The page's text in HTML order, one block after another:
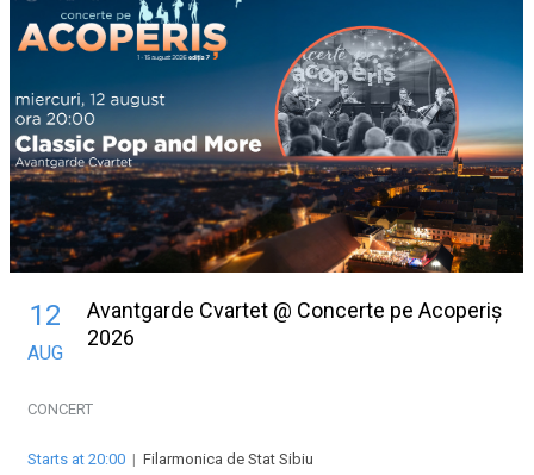
12
AUG
Avantgarde Cvartet @ Concerte pe Acoperiș
2026
CONCERT
Starts at 20:00 | Filarmonica de Stat Sibiu